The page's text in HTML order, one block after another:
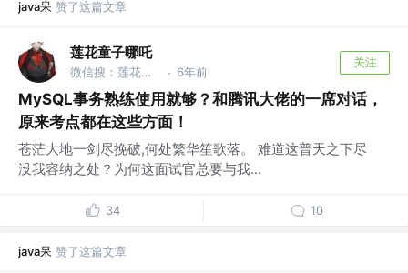
java呆 赞了这篇文章
莲花童子哪吒
微信搜：莲花童子哪吒 · 6年前
关注
MySQL事务熟练使用就够？和腾讯大佬的一席对话，
原来考点都在这些方面！
苍茫大地一剑尽挽破,何处繁华笙歌落。 难道这普天之下尽
没我容纳之处？为何这面试官总要与我...
34 10
java呆 赞了这篇文章